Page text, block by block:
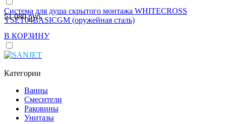
Система для душа скрытого монтажа WHITECROSS
YSET04BASICGM (оружейная сталь)
51 080 руб.
В КОРЗИНУ
Категории
Ванны
Смесители
Раковины
Унитазы